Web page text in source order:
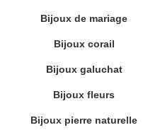
Bijoux de mariage
Bijoux corail
Bijoux galuchat
Bijoux fleurs
Bijoux pierre naturelle